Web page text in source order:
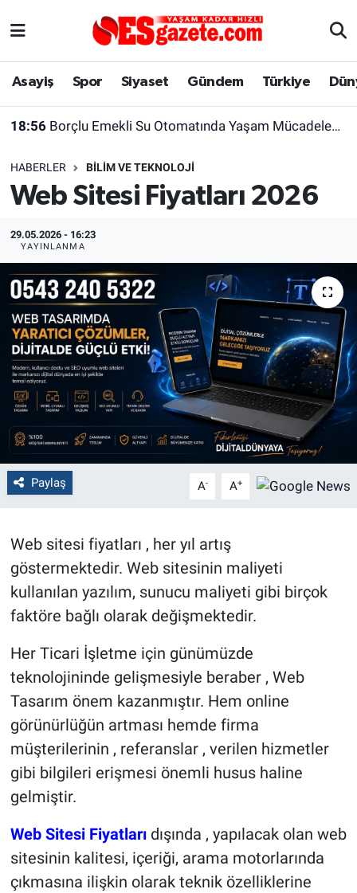
Asayiş Spor Siyaset Gündem Türkiye
18:56 Borçlu Emekli Su Otomatında Yaşam Mücadelesi Veriyor
HABERLER BILIM VE TEKNOLOJI
Web Sitesi Fiyatları 2026
29.05.2026 - 16:23
YAYINLANMA
Paylaş A- A+
Web sitesi fiyatları , her yıl artış
göstermektedir. Web sitesinin maliyeti
kullanılan yazılım, sunucu maliyeti gibi birçok
faktöre bağlı olarak değişmektedir.
Her Ticari İşletme için günümüzde
teknolojininde gelişmesiyle beraber , Web
Tasarım önem kazanmıştır. Hem online
görünürlüğün artması hemde firma
müşterilerinin , referanslar , verilen hizmetler
gibi bilgileri erişmesi önemli husus haline
gelmiştir.
Web Sitesi Fiyatlarıdışında , yapılacak olan web
sitesinin kalitesi, içeriği, arama motorlarında
çıkmasına ilişkin olarak teknik özelliklerine
Asayiş
Gündem
Dünya
Sağlık
Alış-Veriş/İş dünyası
Yaşam
Eskişehirspor Arşivi
Röportaj
Ekonomi
Kültür Sanat
Politika
Bilecik
Kütahya
Genel
Çevre
Magazin
Bilim ve Teknoloji
Eskişehir Nöbetçi Eczaneler
Süper Lig Puan Durumu ve Fikstür
Son Dakika Haberleri
Haber Arşivi